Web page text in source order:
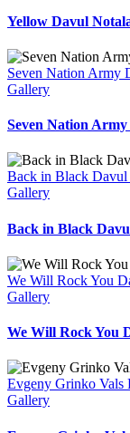
Yellow Davul
Seven Nation Army
Gallery
Seven Nation
Back in Black Davul
Gallery
Back in Black
We Will Rock You
Gallery
We Will Rock You
Evgeny Grinko Vals
Gallery